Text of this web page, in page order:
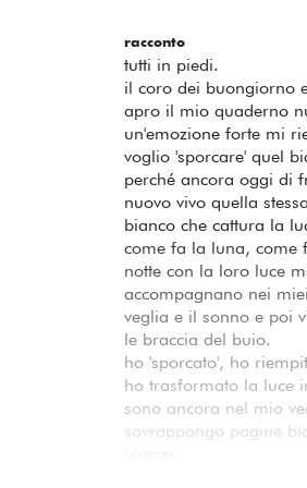
racconto
tutti in piedi.
il coro dei buongiorno
apro il mio quaderno
un'emozione forte mi
voglio 'sporcare' quel
perché ancora oggi di
nuovo vivo quella
bianco che cattura la
come fa la luna, come
notte con la loro luce
accompagnano nei
veglia e il sonno e poi
le braccia del buio.
ho 'sporcato', ho
ho trasformato la luce
sono ancora nel mio
sovrappongo pagine